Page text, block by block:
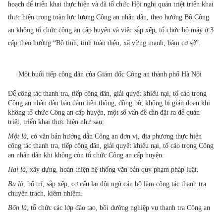
hoạch để triển khai thực hiện và đã tổ chức Hội nghị quán triệt triển khai
thực hiện trong toàn lực lượng Công an nhân dân, theo hướng Bộ Công
an không tổ chức công an cấp huyện và việc sắp xếp, tổ chức bộ máy ở 3
cấp theo hướng “Bộ tinh, tỉnh toàn diện, xã vững mạnh, bám cơ sở”.
Một buổi tiếp công dân của Giám đốc Công an thành phố Hà Nội
Để công tác thanh tra, tiếp công dân, giải quyết khiếu nại, tố cáo trong
Công an nhân dân bảo đảm liên thông, đồng bộ, không bị gián đoạn khi
không tổ chức Công an cấp huyện, một số vấn đề cần đặt ra để quán
triệt, triển khai thực hiện như sau:
Một là, có văn bản hướng dẫn Công an đơn vị, địa phương thực hiện
công tác thanh tra, tiếp công dân, giải quyết khiếu nại, tố cáo trong Công
an nhân dân khi không còn tổ chức Công an cấp huyện.
Hai là, xây dựng, hoàn thiện hệ thống văn bản quy phạm pháp luật.
Ba là, bố trí, sắp xếp, cơ cấu lại đội ngũ cán bộ làm công tác thanh tra
chuyên trách, kiêm nhiệm.
Bốn là, tổ chức các lớp đào tạo, bồi dưỡng nghiệp vụ thanh tra Công an